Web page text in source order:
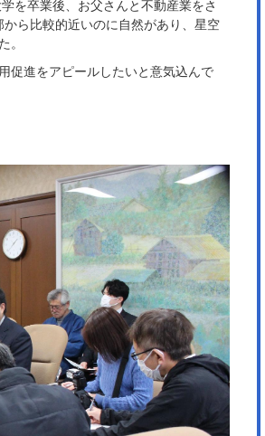
を卒業後、お父さんと不動産業をさ
ら比較的近いのに自然があり、星空
。
促進をアピールしたいと意気込んで